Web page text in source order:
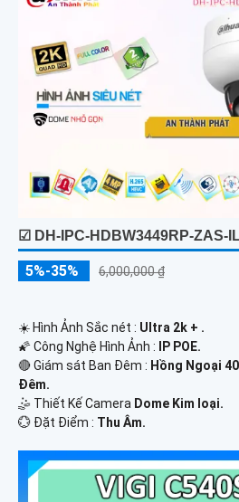
☑ DH-IPC-HDBW3449RP-ZAS-
5%-35% 6,000,000 ₫
☀️ Hình Ảnh Sắc nét : Ultra 2k + .
🌠 Công Nghệ Hình Ảnh : IP POE.
🔴 Giám sát Ban Đêm : Hồng Ngoại
Đêm.
🤹 Thiết Kế Camera Dome Kim loại.
️💮 Đặt Điểm : Thu Âm.